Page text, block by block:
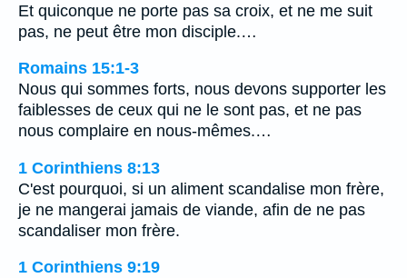
Et quiconque ne porte pas sa croix, et ne me suit
pas, ne peut être mon disciple.…
Romains 15:1-3
Nous qui sommes forts, nous devons supporter les
faiblesses de ceux qui ne le sont pas, et ne pas
nous complaire en nous-mêmes.…
1 Corinthiens 8:13
C'est pourquoi, si un aliment scandalise mon frère,
je ne mangerai jamais de viande, afin de ne pas
scandaliser mon frère.
1 Corinthiens 9:19